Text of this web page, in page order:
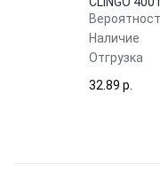
Наличие
Отгрузка
32.89 p.